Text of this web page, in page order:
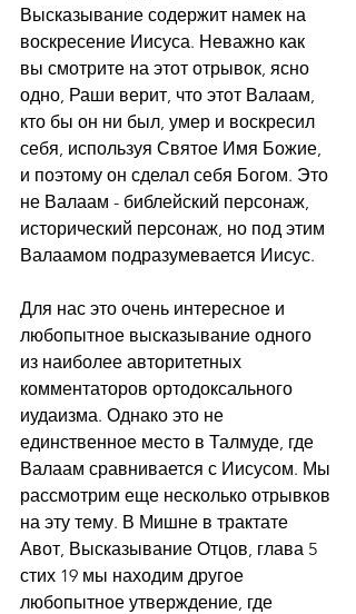
Высказывание содержит намек на
воскресение Иисуса. Неважно как
вы смотрите на этот отрывок, ясно
одно, Раши верит, что этот Валаам,
кто бы он ни был, умер и воскресил
себя, используя Святое Имя Божие,
и поэтому он сделал себя Богом. Это
не Валаам - библейский персонаж,
исторический персонаж, но под этим
Валаамом подразумевается Иисус.
Для нас это очень интересное и
любопытное высказывание одного
из наиболее авторитетных
комментаторов ортодоксального
иудаизма. Однако это не
единственное место в Талмуде, где
Валаам сравнивается с Иисусом. Мы
рассмотрим еще несколько отрывков
на эту тему. В Мишне в трактате
Авот, Высказывание Отцов, глава 5
стих 19 мы находим другое
любопытное утверждение, где